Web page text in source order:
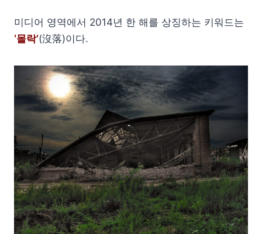
미디어 영역에서 2014년 한 해를 상징하는 키워드는
‘몰락’(沒落)이다.